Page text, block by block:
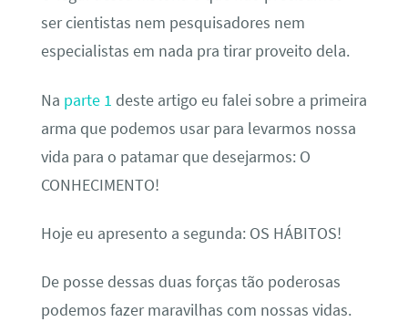
ser cientistas nem pesquisadores nem
especialistas em nada pra tirar proveito dela.
Na parte 1 deste artigo eu falei sobre a primeira
arma que podemos usar para levarmos nossa
vida para o patamar que desejarmos: O
CONHECIMENTO!
Hoje eu apresento a segunda: OS HÁBITOS!
De posse dessas duas forças tão poderosas
podemos fazer maravilhas com nossas vidas.